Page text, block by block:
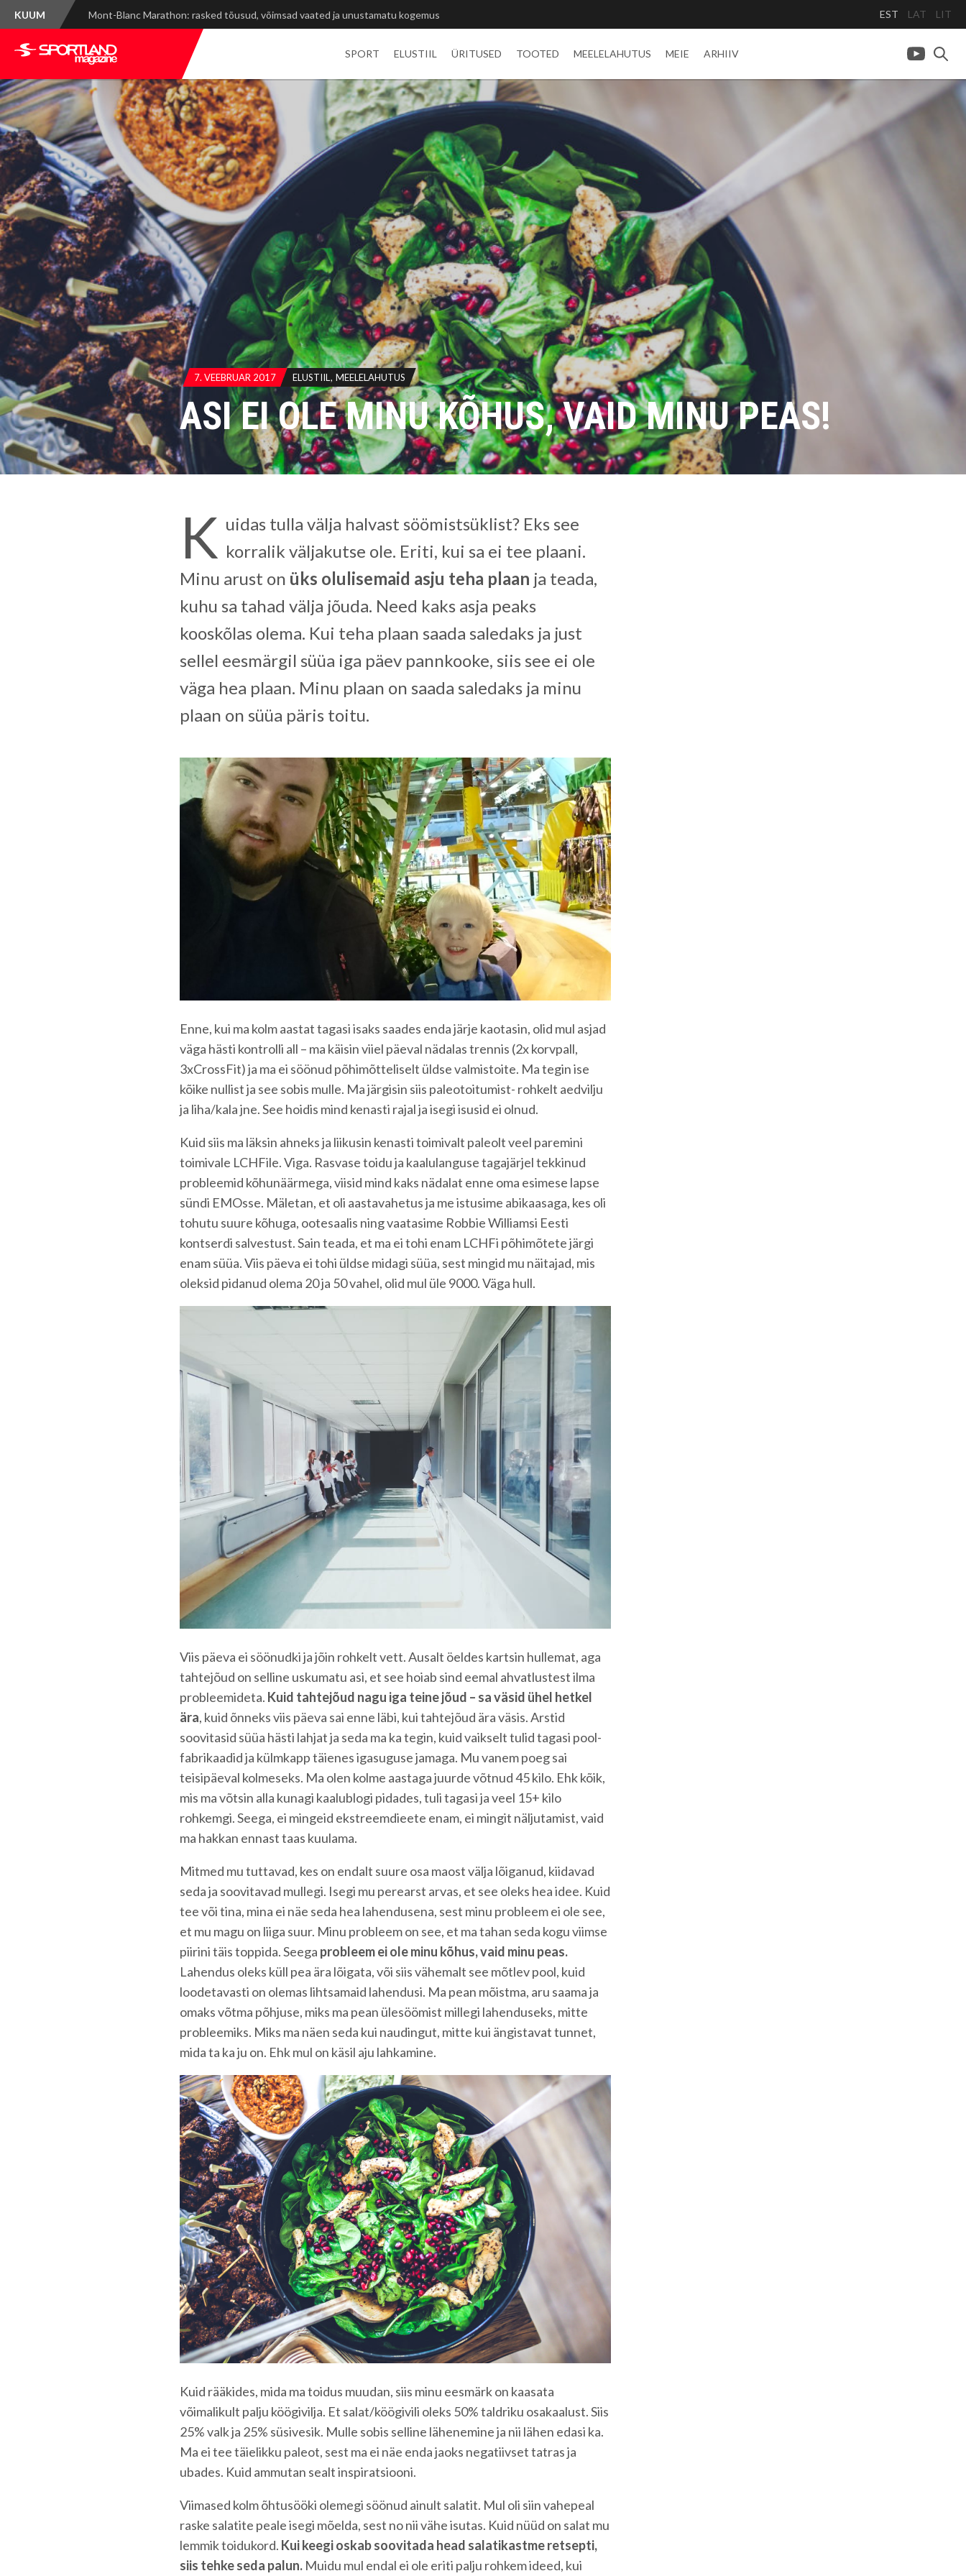
KUUM Spordinädala kokkuvõte: WRC Delfi Rally Estonia ja tiitlivõistluste medalid EST LAT LIT
SPORT ELUSTIIL ÜRITUSED TOOTED MEELELAHUTUS MEIE ARHIIV
7. VEEBRUAR 2017 ELUSTIIL MEELELAHUTUS
ASI EI OLE MINU KÕHUS, VAID MINU PEAS!
K uidas tulla välja halvast söömistsüklist? Eks see
korralik väljakutse ole. Eriti, kui sa ei tee plaani.
Minu arust on üks olulisemaid asju teha plaan ja teada,
kuhu sa tahad välja jõuda. Need kaks asja peaks
kooskõlas olema. Kui teha plaan saada saledaks ja just
sellel eesmärgil süüa iga päev pannkooke, siis see ei ole
väga hea plaan. Minu plaan on saada saledaks ja minu
plaan on süüa päris toitu.
Enne, kui ma kolm aastat tagasi isaks saades enda järje kaotasin, olid mul asjad
väga hästi kontrolli all – ma käisin viiel päeval nädalas trennis (2x korvpall,
3xCrossFit) ja ma ei söönud põhimõtteliselt üldse valmistoite. Ma tegin ise
kõike nullist ja see sobis mulle. Ma järgisin siis paleotoitumist- rohkelt aedvilju
ja liha/kala jne. See hoidis mind kenasti rajal ja isegi isusid ei olnud.
Kuid siis ma läksin ahneks ja liikusin kenasti toimivalt paleolt veel paremini
toimivale LCHFile. Viga. Rasvase toidu ja kaalulanguse tagajärjel tekkinud
probleemid kõhunäärmega, viisid mind kaks nädalat enne oma esimese lapse
sündi EMOsse. Mäletan, et oli aastavahetus ja me istusime abikaasaga, kes oli
tohutu suure kõhuga, ootesaalis ning vaatasime Robbie Williamsi Eesti
kontserdi salvestust. Sain teada, et ma ei tohi enam LCHFi põhimõtete järgi
enam süüa. Viis päeva ei tohi üldse midagi süüa, sest mingid mu näitajad, mis
oleksid pidanud olema 20 ja 50 vahel, olid mul üle 9000. Väga hull.
Viis päeva ei söönudki ja jõin rohkelt vett. Ausalt öeldes kartsin hullemat, aga
tahtejõud on selline uskumatu asi, et see hoiab sind eemal ahvatlustest ilma
probleemideta. Kuid tahtejõud nagu iga teine jõud – sa väsid ühel hetkel
ära, kuid õnneks viis päeva sai enne läbi, kui tahtejõud ära väsis. Arstid
soovitasid süüa hästi lahjat ja seda ma ka tegin, kuid vaikselt tulid tagasi pool-
fabrikaadid ja külmkapp täienes igasuguse jamaga. Mu vanem poeg sai
teisipäeval kolmeseks. Ma olen kolme aastaga juurde võtnud 45 kilo. Ehk kõik,
mis ma võtsin alla kunagi kaalublogi pidades, tuli tagasi ja veel 15+ kilo
rohkemgi. Seega, ei mingeid ekstreemdieete enam, ei mingit näljutamist, vaid
ma hakkan ennast taas kuulama.
Mitmed mu tuttavad, kes on endalt suure osa maost välja lõiganud, kiidavad
seda ja soovitavad mullegi. Isegi mu perearst arvas, et see oleks hea idee. Kuid
tee või tina, mina ei näe seda hea lahendusena, sest minu probleem ei ole see,
et mu magu on liiga suur. Minu probleem on see, et ma tahan seda kogu viimse
piirini täis toppida. Seega probleem ei ole minu kõhus, vaid minu peas.
Lahendus oleks küll pea ära lõigata, või siis vähemalt see mõtlev pool, kuid
loodetavasti on olemas lihtsamaid lahendusi. Ma pean mõistma, aru saama ja
omaks võtma põhjuse, miks ma pean ülesöömist millegi lahenduseks, mitte
probleemiks. Miks ma näen seda kui naudingut, mitte kui ängistavat tunnet,
mida ta ka ju on. Ehk mul on käsil aju lahkamine.
Kuid rääkides, mida ma toidus muudan, siis minu eesmärk on kaasata
võimalikult palju köögivilja. Et salat/köögivili oleks 50% taldriku osakaalust. Siis
25% valk ja 25% süsivesik. Mulle sobis selline lähenemine ja nii lähen edasi ka.
Ma ei tee täielikku paleot, sest ma ei näe enda jaoks negatiivset tatras ja
ubades. Kuid ammutan sealt inspiratsiooni.
Viimased kolm õhtusööki olemegi söönud ainult salatit. Mul oli siin vahepeal
raske salatite peale isegi mõelda, sest no nii vähe isutas. Kuid nüüd on salat mu
lemmik toidukord. Kui keegi oskab soovitada head salatikastme retsepti,
siis tehke seda palun. Muidu mul endal ei ole eriti palju rohkem ideed, kui